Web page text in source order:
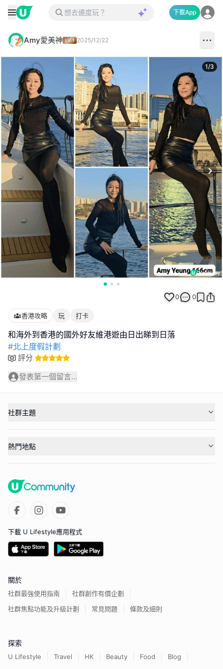
下載App
Amy愛美神 2025/12/22
1/3
0 0
香港攻略 玩 打卡
#北上度假計劃
評分
發表第一個留言...
社群主題
熱門地點
下載 U Lifestyle應用程式
關於
社群最強使用指南
社群創作有價企劃
社群焦點功能及升級計劃
常見問題 條款及細則
探索
U Lifestyle Travel HK Beauty Food
Blog